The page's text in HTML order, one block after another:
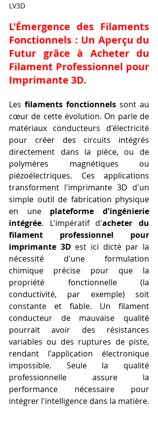
LV3D
L'Émergence des Filaments
Fonctionnels : Un Aperçu du
Futur grâce à Acheter du
Filament Professionnel pour
Imprimante 3D.
Les filaments fonctionnels sont au
cœur de cette évolution. On parle de
matériaux conducteurs d'électricité
pour créer des circuits intégrés
directement dans la pièce, ou de
polymères magnétiques ou
piézoélectriques. Ces applications
transforment l'imprimante 3D d'un
simple outil de fabrication physique
en une plateforme d'ingénierie
intégrée. L'impératif d'acheter du
filament professionnel pour
imprimante 3D est ici dicté par la
nécessité d'une formulation
chimique précise pour que la
propriété fonctionnelle (la
conductivité, par exemple) soit
constante et fiable. Un filament
conducteur de mauvaise qualité
pourrait avoir des résistances
variables ou des ruptures de piste,
rendant l'application électronique
impossible. Seule la qualité
professionnelle assure la
performance nécessaire pour
intégrer l'intelligence dans la matière.